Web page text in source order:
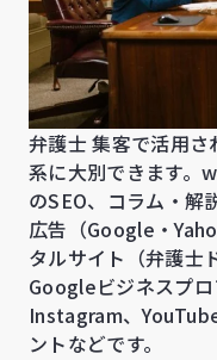
弁護士 集客で活用
系に大別できます。
のSEO、コラム・解
広告（Google・
タルサイト（弁護士
Googleビジネスプロ
Instagram、
ントなどです。